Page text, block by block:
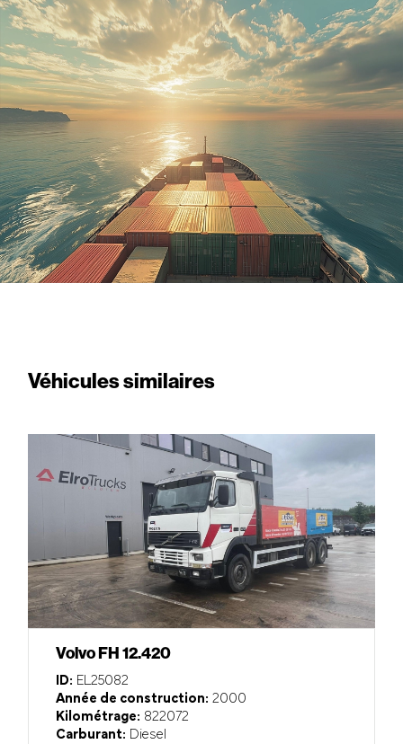
Véhicules similaires
Volvo FH 12.420
ID: EL25082
Année de construction: 2000
Kilométrage: 822072
Carburant: Diesel